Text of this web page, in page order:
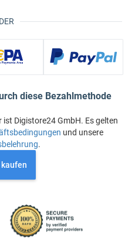
diese Bezahlmethode
Digistore24 GmbH. Es gelten
und unsere
.